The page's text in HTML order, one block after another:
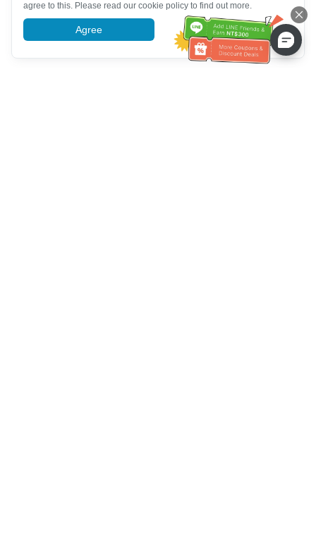
agree to this. Please read our cookie policy to find out more.
Agree More information